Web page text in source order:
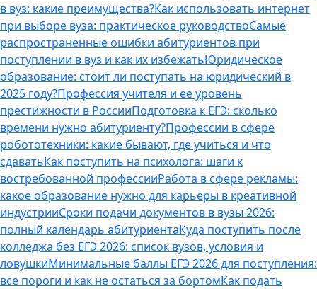
в вуз: какие преимущества?Как использовать интернет
при выборе вуза: практическое руководствоСамые
распространенные ошибки абитуриентов при
поступлении в вуз и как их избежатьЮридическое
образование: стоит ли поступать на юридический в
2025 году?Профессия учителя и ее уровень
престижности в РоссииПодготовка к ЕГЭ: сколько
времени нужно абитуриенту?Профессии в сфере
робототехники: какие бывают, где учиться и что
сдаватьКак поступить на психолога: шаги к
востребованной профессииРабота в сфере рекламы:
какое образование нужно для карьеры в креативной
индустрииСроки подачи документов в вузы 2026:
полный календарь абитуриентаКуда поступить после
колледжа без ЕГЭ 2026: список вузов, условия и
ловушкиМинимальные баллы ЕГЭ 2026 для поступления:
все пороги и как не остаться за бортомКак подать